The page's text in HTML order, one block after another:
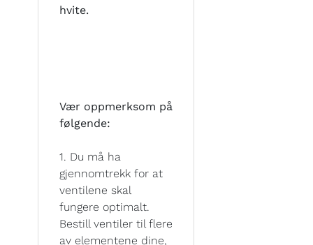
hvite.
Vær oppmerksom på
følgende:
1. Du må ha
gjennomtrekk for at
ventilene skal
fungere optimalt.
Bestill ventiler til flere
av elementene dine,